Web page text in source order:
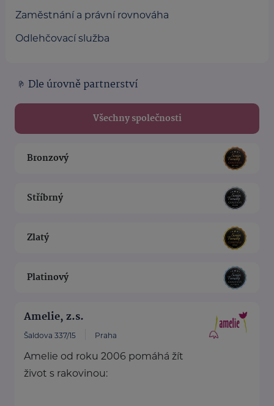
Zaměstnání a právní rovnováha
Odlehčovací služba
Dle úrovně partnerství
Všechny společnosti
Bronzový
Stříbrný
Zlatý
Platinový
Amelie, z.s.
Šaldova 337/15 Praha
Amelie od roku 2006 pomáhá žít
život s rakovinou: